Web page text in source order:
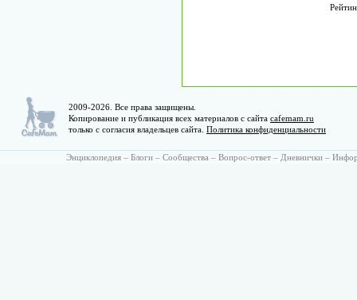
2009-2026. Все права защищены.
Копирование и публикация всех материалов с сайта cafemam.ru
только с согласия владельцев сайта. Политика конфиденциальности
Энциклопедия – Блоги – Сообщества – Вопрос-ответ – Дневнички –